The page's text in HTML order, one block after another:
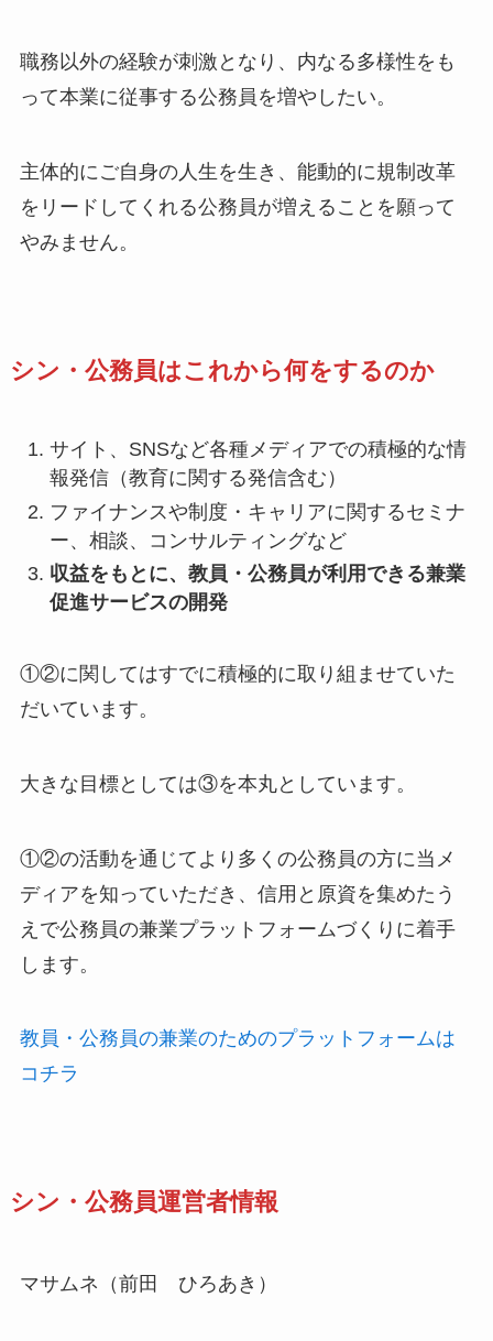
職務以外の経験が刺激となり、内なる多様性をも
って本業に従事する公務員を増やしたい。
主体的にご自身の人生を生き、能動的に規制改革
をリードしてくれる公務員が増えることを願って
やみません。
シン・公務員はこれから何をするのか
サイト、SNSなど各種メディアでの積極的な情
報発信（教育に関する発信含む）
ファイナンスや制度・キャリアに関するセミナ
ー、相談、コンサルティングなど
収益をもとに、教員・公務員が利用できる兼業
促進サービスの開発
①②に関してはすでに積極的に取り組ませていた
だいています。
大きな目標としては③を本丸としています。
①②の活動を通じてより多くの公務員の方に当メ
ディアを知っていただき、信用と原資を集めたう
えで公務員の兼業プラットフォームづくりに着手
します。
教員・公務員の兼業のためのプラットフォームは
コチラ
シン・公務員運営者情報
マサムネ（前田 ひろあき）